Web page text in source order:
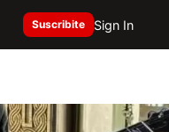
Suscribite Sign In